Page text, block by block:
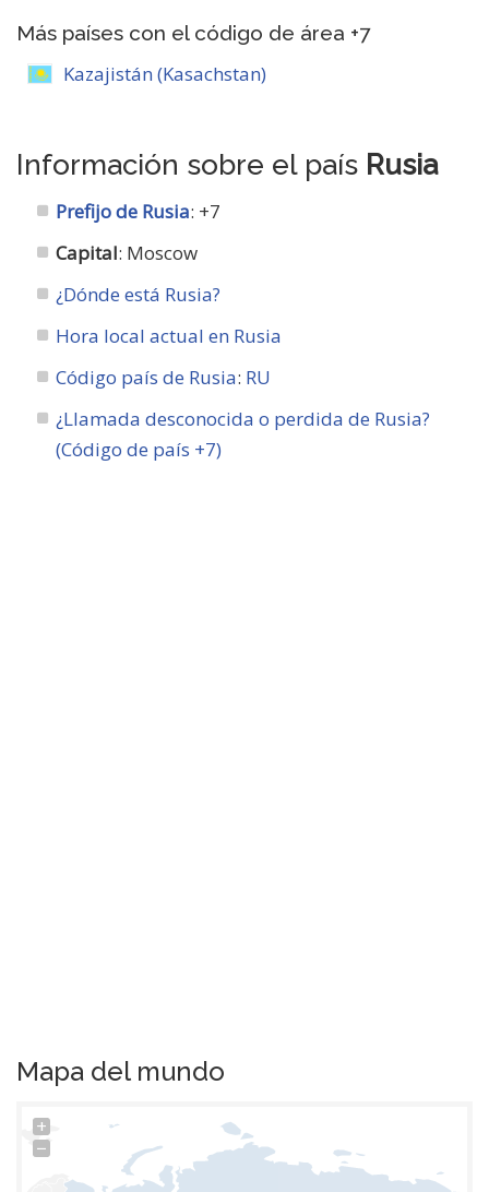
Más países con el código de área +7
Kazajistán (Kasachstan)
Información sobre el país Rusia
Prefijo de Rusia: +7
Capital: Moscow
¿Dónde está Rusia?
Hora local actual en Rusia
Código país de Rusia: RU
¿Llamada desconocida o perdida de Rusia?
(Código de país +7)
Mapa del mundo
+
−